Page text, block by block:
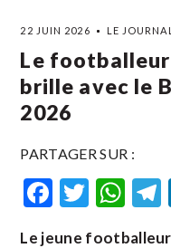
22 JUIN 2026 LE
Le
brille avec le
2026
PARTAGER SUR :
Le jeune